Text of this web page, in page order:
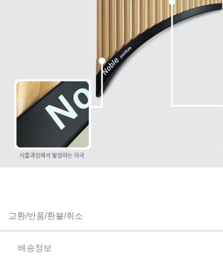
교환/반품/환불/취소
배송정보